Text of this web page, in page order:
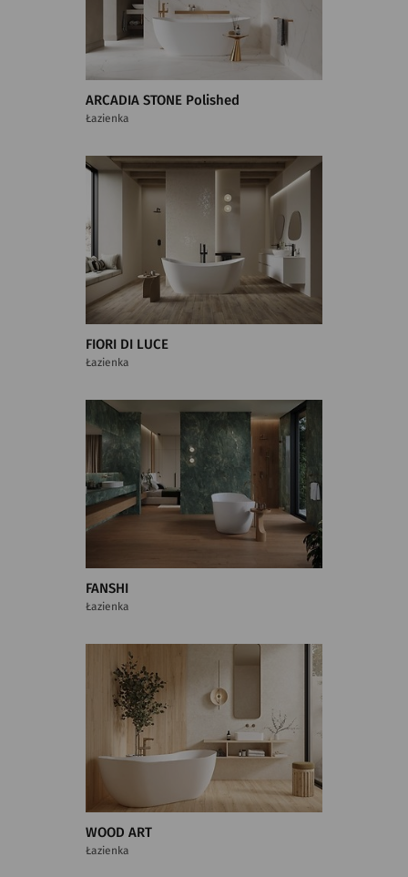
ARCADIA STONE Polished
Łazienka
FIORI DI LUCE
Łazienka
FANSHI
Łazienka
WOOD ART
Łazienka